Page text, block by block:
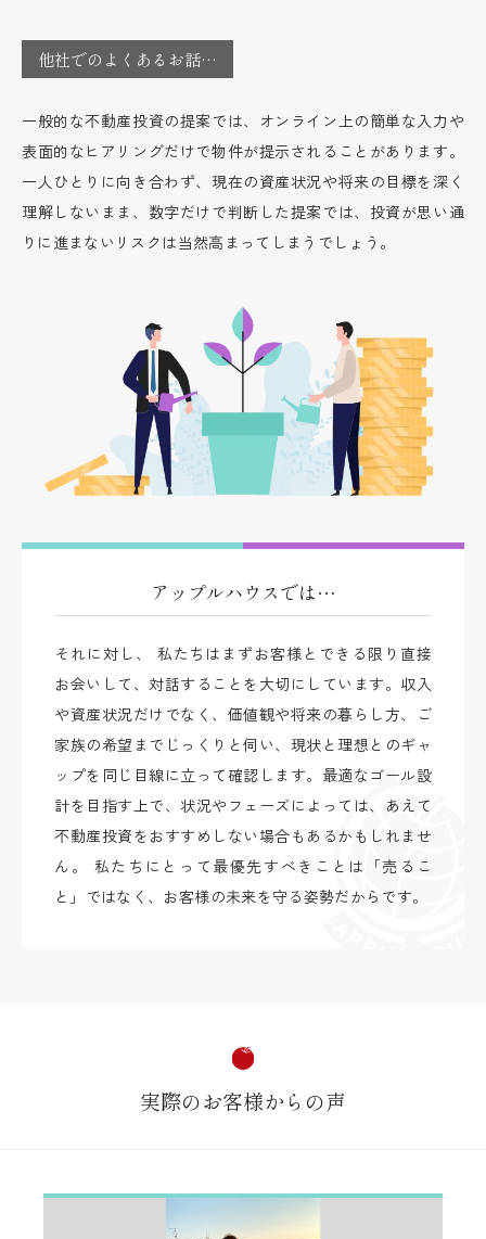
他社でのよくあるお話…
一般的な不動産投資の提案では、オンライン上の簡単な入力や
表面的なヒアリングだけで物件が提示されることがあります。
一人ひとりに向き合わず、現在の資産状況や将来の目標を深く
理解しないまま、数字だけで判断した提案では、投資が思い通
りに進まないリスクは当然高まってしまうでしょう。
アップルハウスでは…
それに対し、 私たちはまずお客様とできる限り直接
お会いして、対話することを大切にしています。収入
や資産状況だけでなく、価値観や将来の暮らし方、ご
家族の希望までじっくりと伺い、現状と理想とのギャ
ップを同じ目線に立って確認します。最適なゴール設
計を目指す上で、状況やフェーズによっては、あえて
不動産投資をおすすめしない場合もあるかもしれませ
ん。 私たちにとって最優先すべきことは「売るこ
と」ではなく、お客様の未来を守る姿勢だからです。
実際のお客様からの声